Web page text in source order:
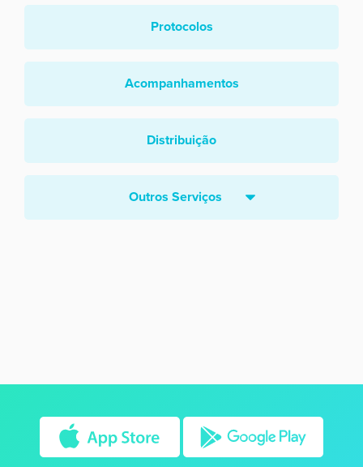
Protocolos
Acompanhamentos
Distribuição
Outros Serviços